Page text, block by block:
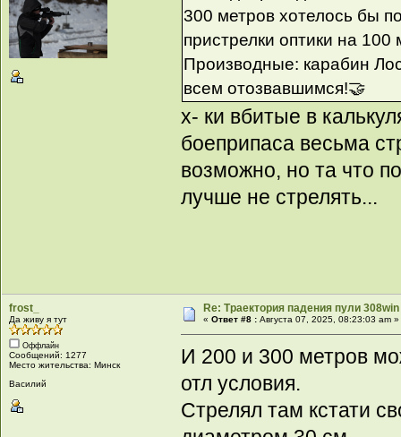
300 метров хотелось бы
пристрелки оптики на 100
Производные: карабин
всем отозвавшимся!🤝
х- ки вбитые в
боеприпаса весьма
возможно, но та что
лучше не стрелять...
frost_
Да живу я тут
Оффлайн
Сообщений: 1277
Место жительства: Минск
Василий
Re: Траектория падения пули
«Ответ #8 : Августа 07, 2025, 08:23:03 am »
И 200 и 300 метров
отл условия.
Стрелял там кстати